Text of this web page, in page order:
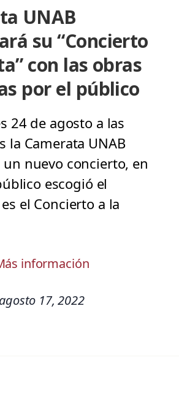
UNAB
su “Concierto
con las obras
por el público
24 de agosto a las
la Camerata UNAB
nuevo concierto, en
escogió el
el Concierto a la
información
agosto 17, 2022